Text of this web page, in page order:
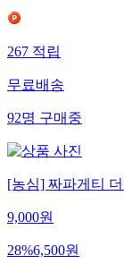
267적립
무료배송
92명구매중
[농심] 짜파게티
9,000원
28%6,500원